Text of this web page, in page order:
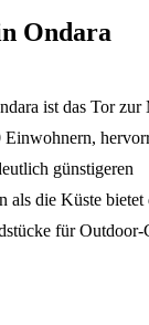
Ondara
ist das Tor zur
günstigeren
als die Küste bietet
für